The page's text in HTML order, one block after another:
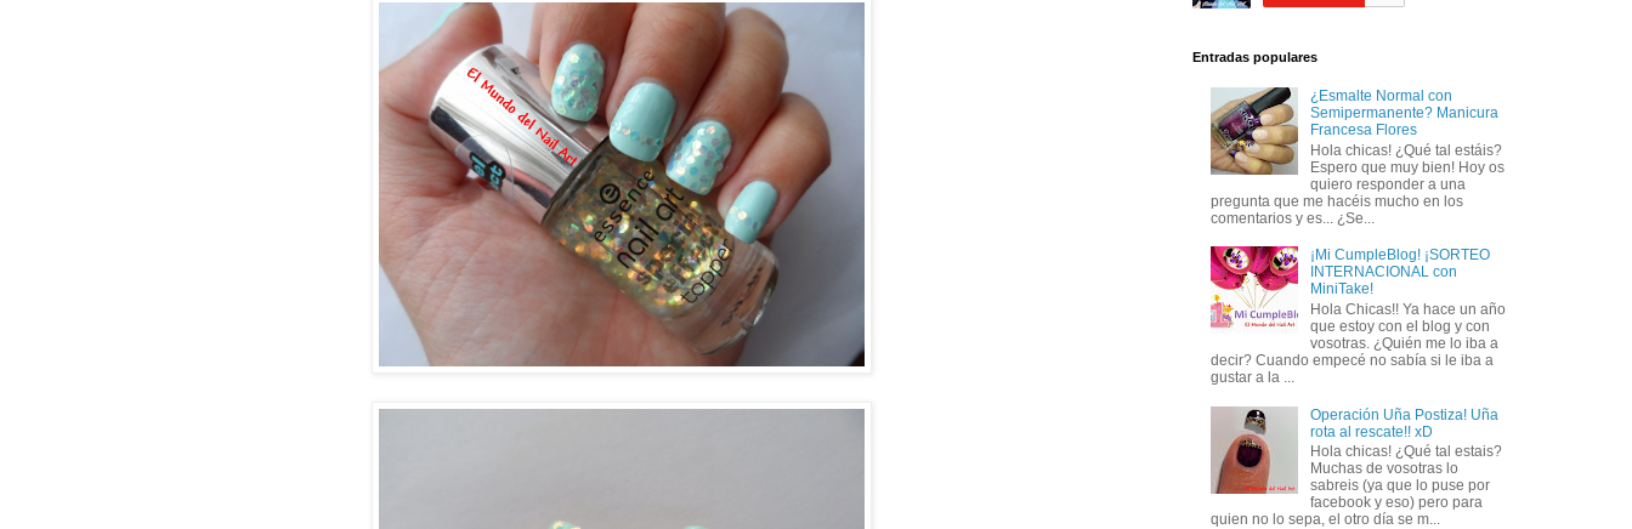
Entradas populares
¿Esmalte Normal con
Semipermanente? Manicura
Francesa Flores
Hola chicas! ¿Qué tal estáis?
Espero que muy bien! Hoy os
quiero responder a una
pregunta que me hacéis mucho en los
comentarios y es... ¿Se...
¡Mi CumpleBlog! ¡SORTEO
INTERNACIONAL con
MiniTake!
Hola Chicas!! Ya hace un año
que estoy con el blog y con
vosotras. ¿Quién me lo iba a
decir? Cuando empecé no sabía si le iba a
gustar a la ...
Operación Uña Postiza! Uña
rota al rescate!! xD
Hola chicas! ¿Qué tal estais?
Muchas de vosotras lo
sabreis (ya que lo puse por
facebook y eso) pero para
quien no lo sepa, el otro día se m...